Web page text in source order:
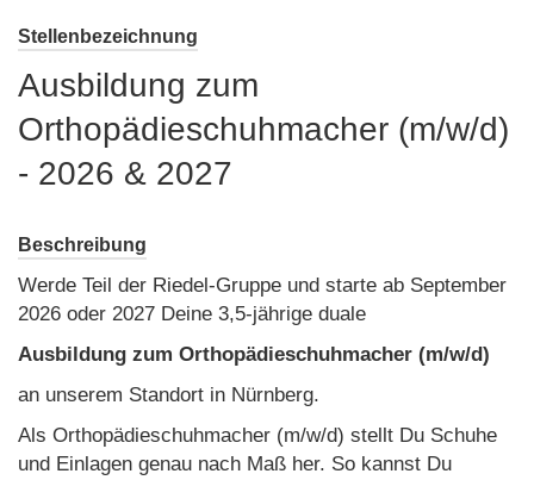
Stellenbezeichnung
Ausbildung zum
Orthopädieschuhmacher (m/w/d)
- 2026 & 2027
Beschreibung
Werde Teil der Riedel-Gruppe und starte ab September
2026 oder 2027 Deine 3,5-jährige duale
Ausbildung zum Orthopädieschuhmacher (m/w/d)
an unserem Standort in Nürnberg.
Als Orthopädieschuhmacher (m/w/d) stellt Du Schuhe
und Einlagen genau nach Maß her. So kannst Du